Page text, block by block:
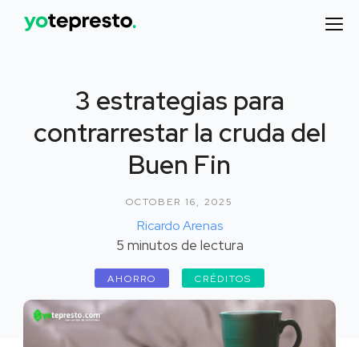
3 estrategias para
contrarrestar la cruda del
Buen Fin
OCTOBER 16, 2025
Ricardo Arenas
5 minutos de lectura
AHORRO CRÉDITOS